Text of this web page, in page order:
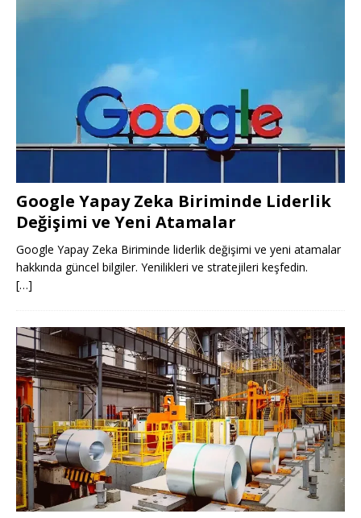
Google Yapay Zeka Biriminde Liderlik
Değişimi ve Yeni Atamalar
Google Yapay Zeka Biriminde liderlik değişimi ve yeni atamalar
hakkında güncel bilgiler. Yenilikleri ve stratejileri keşfedin.
[…]